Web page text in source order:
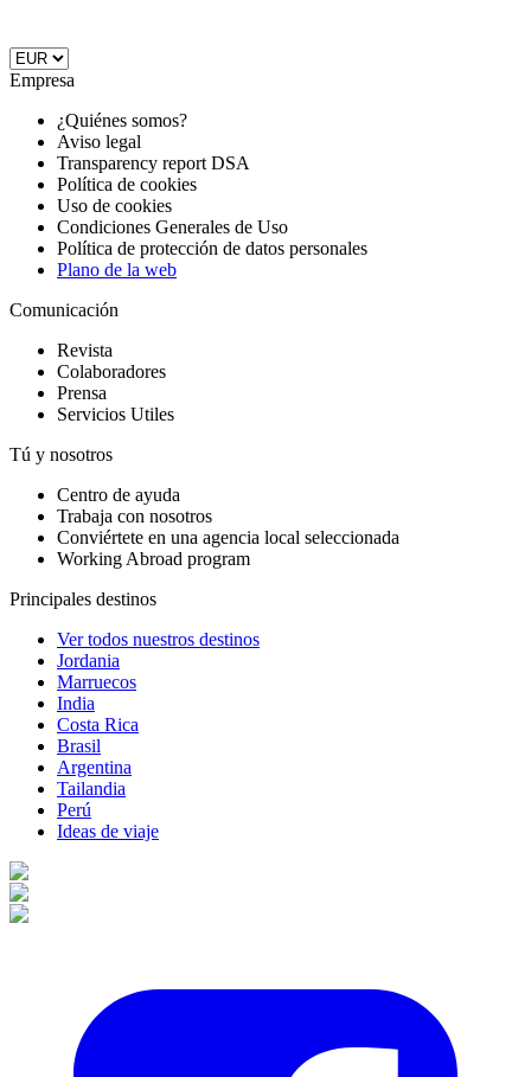
Empresa
¿Quiénes somos?
Aviso legal
Transparency report DSA
Política de cookies
Uso de cookies
Condiciones Generales de Uso
Política de protección de datos personales
Plano de la web
Comunicación
Revista
Colaboradores
Prensa
Servicios Utiles
Tú y nosotros
Centro de ayuda
Trabaja con nosotros
Conviértete en una agencia local seleccionada
Working Abroad program
Principales destinos
Ver todos nuestros destinos
Jordania
Marruecos
India
Costa Rica
Brasil
Argentina
Tailandia
Perú
Ideas de viaje